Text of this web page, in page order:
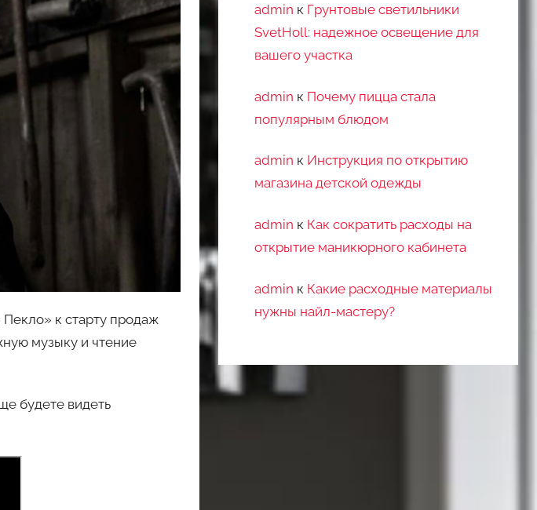
к старту продаж
музыку и чтение
будете видеть
admin к Грунтовые светильники
SvetHoll: надежное освещение для
вашего участка
admin к Почему пицца стала
популярным блюдом
admin к Инструкция по открытию
магазина детской одежды
admin к Как сократить расходы на
открытие маникюрного кабинета
admin к Какие расходные материалы
нужны найл-мастеру?